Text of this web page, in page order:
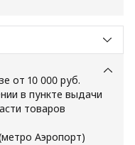
от 10 000 руб.
в пункте выдачи
товаров
Аэропорт)